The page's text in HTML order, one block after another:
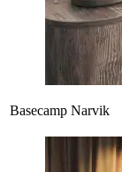
Basecamp Narvik